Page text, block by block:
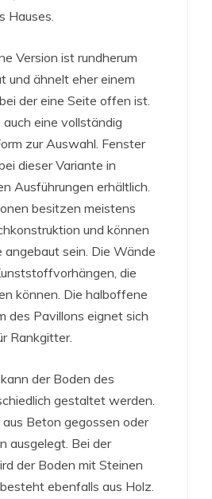
Hauses.
Version ist rundherum
und ähnelt eher einem
der eine Seite offen ist.
eine vollständig
zur Auswahl. Fenster
dieser Variante in
Ausführungen erhältlich.
besitzen meistens
und können
angebaut sein. Die Wände
die
können. Die halboffene
des Pavillons eignet sich
Rankgitter.
der Boden des
gestaltet werden.
Beton gegossen oder
ausgelegt. Bei der
der Boden mit Steinen
ebenfalls aus Holz.